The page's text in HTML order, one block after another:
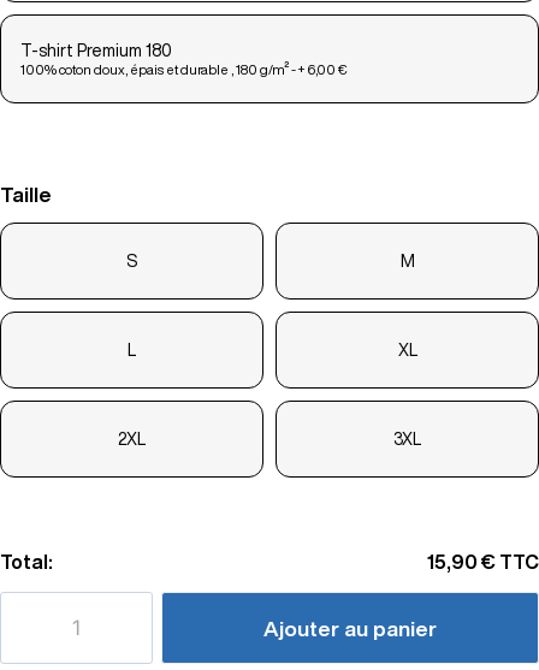
T-shirt Premium 180
100% coton doux, épais et durable , 180 g/m² - + 6,00 €
Taille
S M
XL
2XL 3XL
Total: 15,90 € TTC
Ajouter au panier